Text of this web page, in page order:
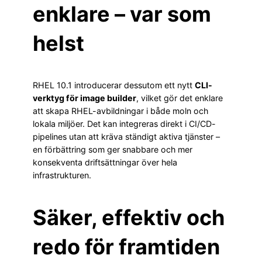
enklare – var som
helst
RHEL 10.1 introducerar dessutom ett nytt CLI-
verktyg för image builder, vilket gör det enklare
att skapa RHEL-avbildningar i både moln och
lokala miljöer. Det kan integreras direkt i CI/CD-
pipelines utan att kräva ständigt aktiva tjänster –
en förbättring som ger snabbare och mer
konsekventa driftsättningar över hela
infrastrukturen.
Säker, effektiv och
redo för framtiden